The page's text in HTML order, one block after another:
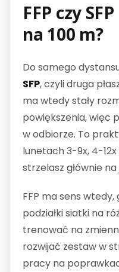
FFP czy
na 100 m?
Do samego
SFP, czyli druga
ma wtedy stały
powiększenia, więc
w odbiorze. To
lunetach 3-9x, 4-12x
strzelasz głównie
FFP ma sens
podziałki siatki na
trenować na
rozwijać zestaw w
pracy na